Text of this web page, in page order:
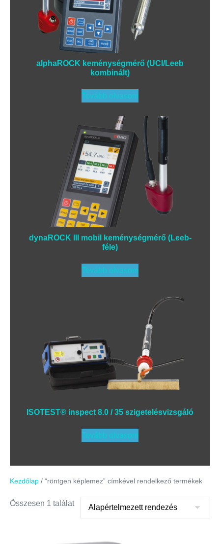
alphaROCK keménységmérő (UCI/Leeb
kombinált)
Tovább olvasom
dynaROCK III mobil keménységmérő (Leeb-
féle)
Tovább olvasom
ISOTEST® inspect 8.0 / 35 szigetelésvizsgáló
Tovább olvasom
Kezdőlap / “röntgen képlemez” címkével rendelkező termékek
Összesen 1 találat